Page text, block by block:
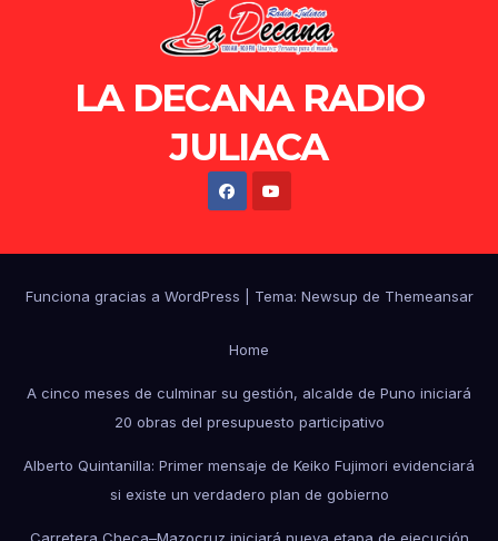
LA DECANA RADIO
JULIACA
Funciona gracias a WordPress Tema: Newsup de Themeansar
Home
A cinco meses de culminar su gestión, alcalde de Puno iniciará
20 obras del presupuesto participativo
Alberto Quintanilla: Primer mensaje de Keiko Fujimori evidenciará
si existe un verdadero plan de gobierno
Carretera Checa–Mazocruz iniciará nueva etapa de ejecución